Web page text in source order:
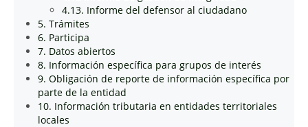
4.13. Informe del defensor al ciudadano
5. Trámites
6. Participa
7. Datos abiertos
8. Información específica para grupos de interés
9. Obligación de reporte de información específica por
parte de la entidad
10. Información tributaria en entidades territoriales
locales